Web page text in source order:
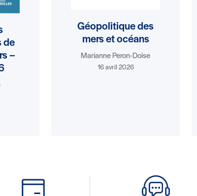
de
–
Géopolitique des
mers et océans
Marianne Peron-Doise
16 avril 2026